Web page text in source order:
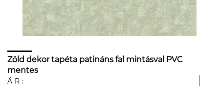
Zöld dekor tapéta patináns fal mintásval PVC
mentes
ÁR: